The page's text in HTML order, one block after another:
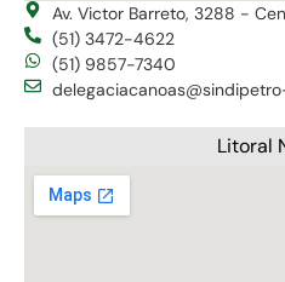
Av. Victor Barreto, 3288 -
(51) 3472-4622
(51) 9857-7340
Litoral